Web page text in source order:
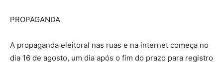
PROPAGANDA
A propaganda eleitoral nas ruas e na internet começa no
dia 16 de agosto, um dia após o fim do prazo para registro